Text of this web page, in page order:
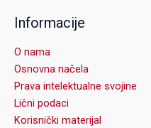
Informacije
O nama
Osnovna načela
Prava intelektualne svojine
Lični podaci
Korisnički materijal